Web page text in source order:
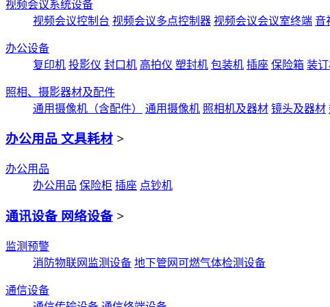
视频会议系统设备
视频会议控制台 视频会议多点控制器 视频会议会议室终端 音
办公设备
复印机 投影仪 封口机 高拍仪 塑封机 包装机 插座 保险箱 装
照相、摄影器材及配件
通用摄像机（含配件）
通用摄像机 照相机及器材 镜头及器材
办公用品 文具耗材 >
办公用品
办公用品 保险柜 插座 点钞机
通讯设备 网络设备 >
监测预警
消防物联网监测设备 地下管网可燃气体检测设备
通信设备